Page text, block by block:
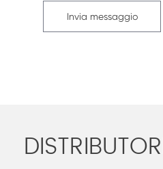
Invia messaggio